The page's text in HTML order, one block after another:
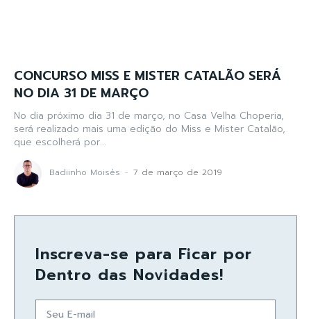
CONCURSO MISS E MISTER CATALÃO SERÁ
NO DIA 31 DE MARÇO
No dia próximo dia 31 de março, no Casa Velha Choperia,
será realizado mais uma edição do Miss e Mister Catalão,
que escolherá por...
Badiinho Moisés - 7 de março de 2019
Inscreva-se para Ficar por
Dentro das Novidades!